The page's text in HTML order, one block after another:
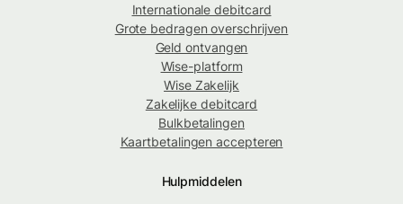
Internationale debitcard
Grote bedragen overschrijven
Geld ontvangen
Wise-platform
Wise Zakelijk
Zakelijke debitcard
Bulkbetalingen
Kaartbetalingen accepteren
Hulpmiddelen